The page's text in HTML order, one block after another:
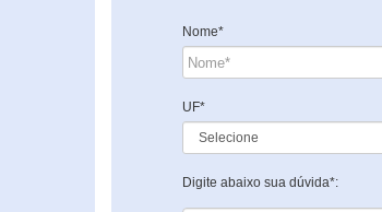
Nome*
UF*
Digite abaixo sua dúvida*: